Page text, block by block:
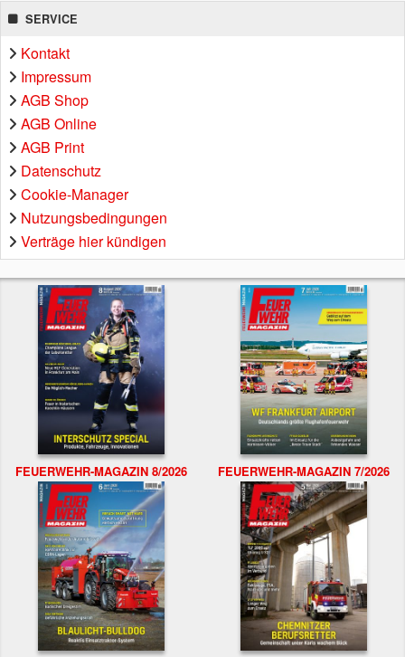
SERVICE
Kontakt
Impressum
AGB Shop
AGB Online
AGB Print
Datenschutz
Cookie-Manager
Nutzungsbedingungen
Verträge hier kündigen
FEUERWEHR-MAGAZIN 8/2026 FEUERWEHR-MAGAZIN 7/2026